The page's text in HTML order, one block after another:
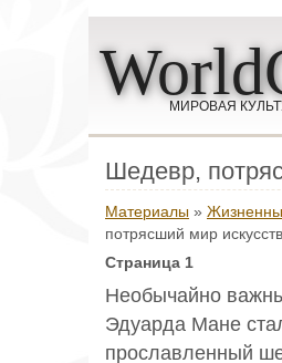
МИРОВАЯ
Шедевр,
Материалы »
потрясший мир
Страница 1
Необычайно
Эдуарда Мане
прославленный